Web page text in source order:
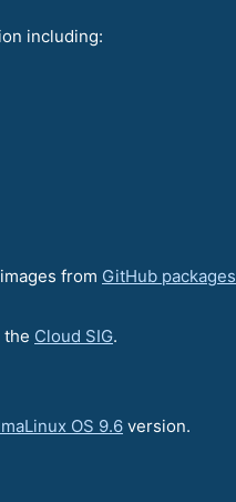
including:
from GitHub packages
the Cloud SIG.
OS 9.6 version.